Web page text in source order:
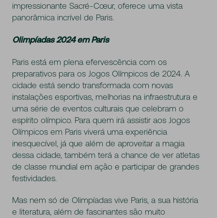
impressionante Sacré-Cœur, oferece uma vista
panorâmica incrível de Paris.
Olimpíadas 2024 em Paris
Paris está em plena efervescência com os
preparativos para os Jogos Olímpicos de 2024. A
cidade está sendo transformada com novas
instalações esportivas, melhorias na infraestrutura e
uma série de eventos culturais que celebram o
espírito olímpico. Para quem irá assistir aos Jogos
Olímpicos em Paris viverá uma experiência
inesquecível, já que além de aproveitar a magia
dessa cidade, também terá a chance de ver atletas
de classe mundial em ação e participar de grandes
festividades.
Mas nem só de Olimpíadas vive Paris, a sua história
e literatura, além de fascinantes são muito